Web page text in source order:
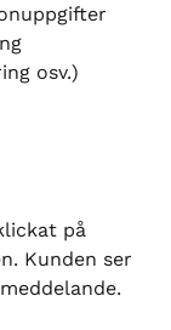
osv.)
på
Kunden ser